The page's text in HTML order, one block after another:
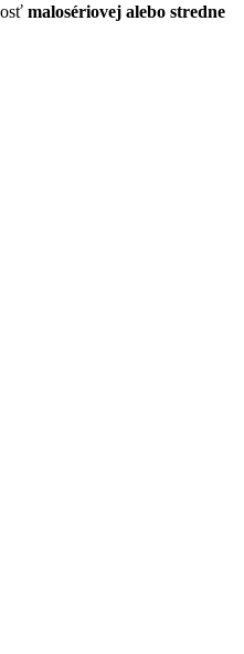
malosériovej alebo stredne